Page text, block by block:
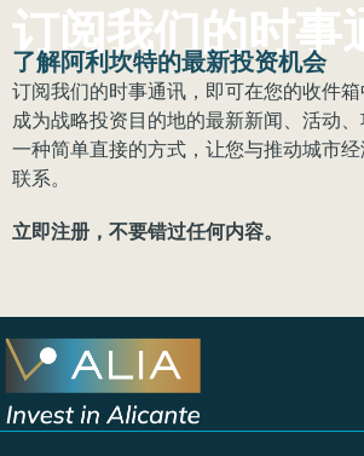
订阅我们的时事
了解阿利坎特的最新投资机会
订阅我们的时事通讯，即可在您的收件
成为战略投资目的地的最新新闻、活动、
一种简单直接的方式，让您与推动城市
联系。
立即注册，不要错过任何内容。